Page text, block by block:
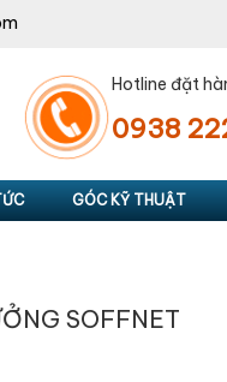
Hotline đặt
0938
GÓC KỸ THUẬT
SOFFNET